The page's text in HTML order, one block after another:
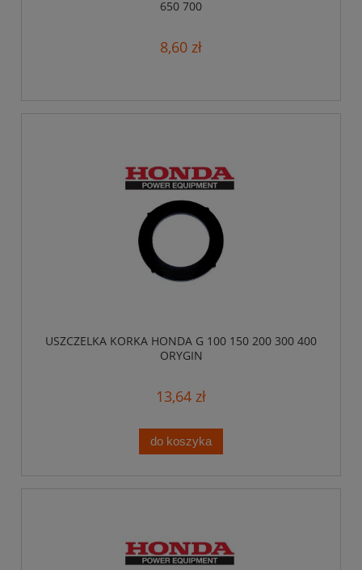
650 700
8,60 zł
USZCZELKA KORKA HONDA G 100 150 200 300 400
ORYGIN
13,64 zł
do koszyka